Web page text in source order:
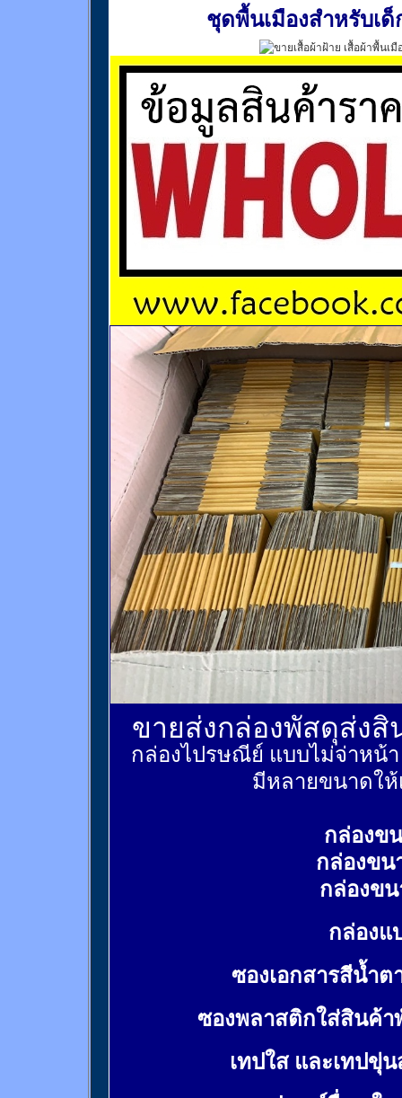
ชุดพื้นเมืองสำหรับเด็
ขายส่งกล่องพัสดุส่ง
กล่องไปรษณีย์ แบบไม่จ่าหน้
มีหลายขนาดให้
กล่องข
กล่องขน
กล่องข
กล่องแ
ซองเอกสารสีน้ำต
ซองพลาสติกใส่สินค้า
เทปใส และเทปขุ่